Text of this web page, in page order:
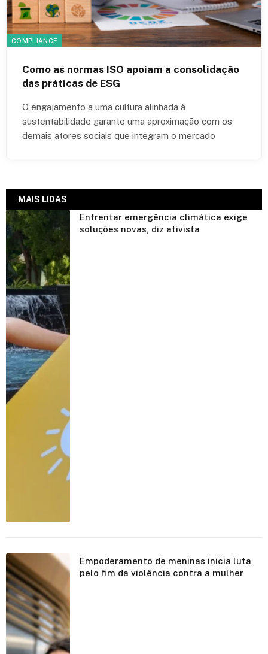
COMPLIANCE
Como as normas ISO apoiam a consolidação
das práticas de ESG
O engajamento a uma cultura alinhada à
sustentabilidade garante uma aproximação com os
demais atores sociais que integram o mercado
MAIS LIDAS
Enfrentar emergência climática exige
soluções novas, diz ativista
Empoderamento de meninas inicia luta
pelo fim da violência contra a mulher